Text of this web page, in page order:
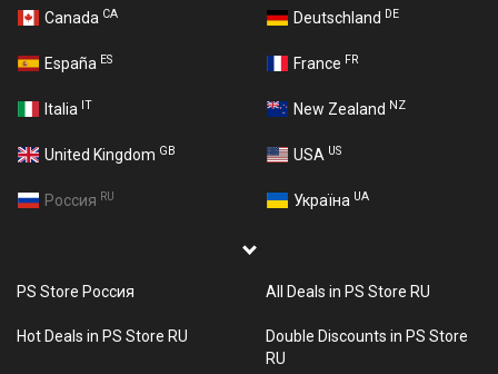
Canada CA Deutschland DE
España ES France FR
Italia IT New Zealand NZ
United Kingdom GB USA US
Россия RU Україна UA
PS Store Россия All Deals in PS Store RU
Hot Deals in PS Store RU
Double Discounts in PS Store
RU